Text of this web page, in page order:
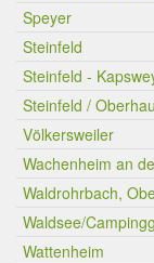
Speyer
Steinfeld
Steinfeld -
Steinfeld /
Völkersweiler
Wachenheim an
Waldrohrbach,
Waldsee/
Wattenheim